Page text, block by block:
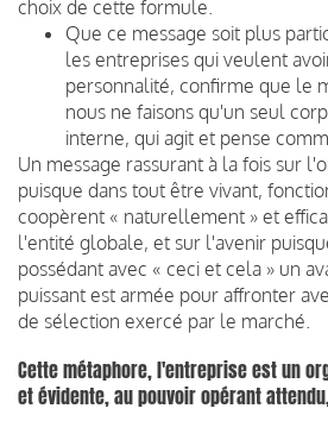
choix de cette formule.
Que ce message soit plus
les entreprises qui veulent
personnalité, confirme que le
nous ne faisons qu'un seul
interne, qui agit et pense
Un message rassurant à la fois sur
puisque dans tout être vivant,
coopèrent « naturellement » et
l'entité globale, et sur l'avenir
possédant avec « ceci et cela » un
puissant est armée pour affronter
de sélection exercé par le marché.
Cette métaphore, l'entreprise est un
et évidente, au pouvoir opérant